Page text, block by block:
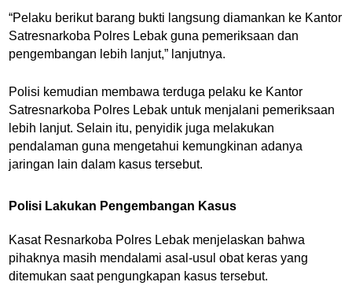
“Pelaku berikut barang bukti langsung diamankan ke Kantor
Satresnarkoba Polres Lebak guna pemeriksaan dan
pengembangan lebih lanjut,” lanjutnya.
Polisi kemudian membawa terduga pelaku ke Kantor
Satresnarkoba Polres Lebak untuk menjalani pemeriksaan
lebih lanjut. Selain itu, penyidik juga melakukan
pendalaman guna mengetahui kemungkinan adanya
jaringan lain dalam kasus tersebut.
Polisi Lakukan Pengembangan Kasus
Kasat Resnarkoba Polres Lebak menjelaskan bahwa
pihaknya masih mendalami asal-usul obat keras yang
ditemukan saat pengungkapan kasus tersebut.